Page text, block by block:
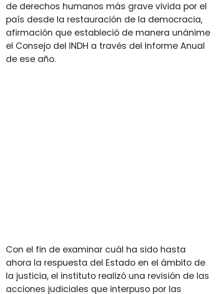
de derechos humanos más grave vivida por el
país desde la restauración de la democracia,
afirmación que estableció de manera unánime
el Consejo del INDH a través del Informe Anual
de ese año.
Con el fin de examinar cuál ha sido hasta
ahora la respuesta del Estado en el ámbito de
la justicia, el instituto realizó una revisión de las
acciones judiciales que interpuso por las